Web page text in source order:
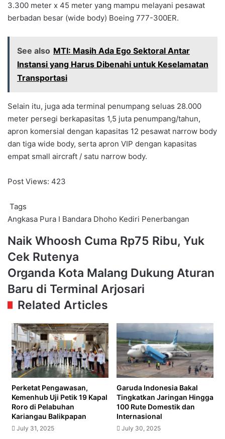
3.300 meter x 45 meter yang mampu melayani pesawat
berbadan besar (wide body) Boeing 777-300ER.
See also MTI: Masih Ada Ego Sektoral Antar
Instansi yang Harus Dibenahi untuk Keselamatan
Transportasi
Selain itu, juga ada terminal penumpang seluas 28.000
meter persegi berkapasitas 1,5 juta penumpang/tahun,
apron komersial dengan kapasitas 12 pesawat narrow body
dan tiga wide body, serta apron VIP dengan kapasitas
empat small aircraft / satu narrow body.
Post Views: 423
Tags
Angkasa Pura I Bandara Dhoho Kediri Penerbangan
Naik
Whoosh
Cuma
Rp75
Ribu,
Yuk
Cek
Rutenya
Naik Whoosh Cuma Rp75 Ribu, Yuk
Cek Rutenya
Organda
Kota
Malang
Dukung
Aturan
Baru
di
Terminal
Arjosari
Organda Kota Malang Dukung Aturan
Baru di Terminal Arjosari
Related Articles
Perketat Pengawasan,
Kemenhub Uji Petik 19 Kapal
Roro di Pelabuhan
Kariangau Balikpapan
July 31, 2025
Garuda Indonesia Bakal
Tingkatkan Jaringan Hingga
100 Rute Domestik dan
Internasional
July 30, 2025